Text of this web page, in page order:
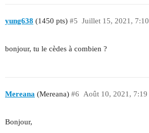
yung638 (1450 pts) Juillet 15, 2021, 7:10
#5
bonjour, tu le cèdes à combien ?
Mereana (Mereana) Août 10, 2021, 7:19
#6
Bonjour,